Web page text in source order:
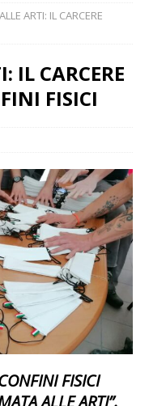
ARTI: IL CARCERE
IL CARCERE
FISICI
FISICI
ALLE ARTI”.